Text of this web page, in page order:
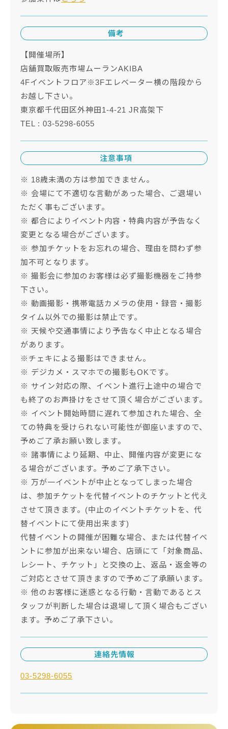
備考
【開催場所】
店舗買取販売市場ムーランAKIBA
4Fイベントフロア※3Fエレベーター横の階段から
お越し下さい。
東京都千代田区外神田1-4-21 JR高架下
TEL : 03-5298-6055
注意事項
※ 18歳未満の方は参加できません。
※ 会場にて不適切な言動があった場合、ご退場い
ただく事もございます。
※ 都合によりイベント内容・特典内容が予告なく
変更となる場合がございます。
※ 参加チケットをお忘れの場合、理由を問わず参
加不可となります。
※ 撮影会に参加のお客様は必ず撮影機器をご持参
下さい。
※ 動画撮影・携帯電話カメラの使用・録音・撮影
タイム以外での撮影は禁止です。
※ 天候や交通事情により予告なく中止となる場合
があります。
※チェキによる撮影はできません。
※ デジカメ・スマホでの撮影もOKです。
※ サイン対応の際、イベント進行上途中の場合で
も終了のお声掛けをさせて頂く場合がございます。
※ イベント開始時間に遅れて参加された場合、全
ての特典を受けられない可能性が御座いますので、
予めご了承お願い致します。
※ 諸事情により延期、中止、開催内容が変更にな
る場合がございます。予めご了承下さい。
※ 万が一イベントが中止となってしまった場合
は、参加チケットを代替イベントのチケットと代え
させて頂きます。(中止のイベントチケットを、代
替イベントにて使用出来ます)
代替イベントの開催が困難な場合、または代替イベ
ントに参加が出来ない場合、店頭にて「対象商品、
レシート、チケット」と交換の上、返品・返金等の
ご対応とさせて頂きますので予めご了承願います。
※ 他のお客様に迷惑となる行動・言動であるとス
タッフが判断した場合は退場して頂く場合もござい
ます。予めご了承下さい。
連絡先情報
03-5298-6055